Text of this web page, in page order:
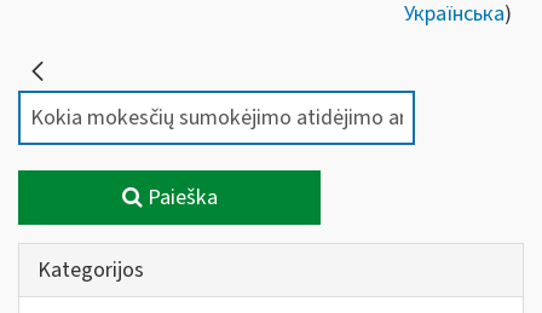
Українська)
Paieška
Kategorijos